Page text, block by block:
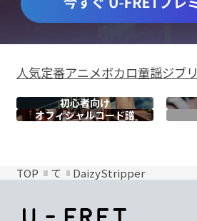
人気定番アニメボカロ童謡ジブリ
初心者向け
オフィシャルコード譜
TOP て DaizyStripper